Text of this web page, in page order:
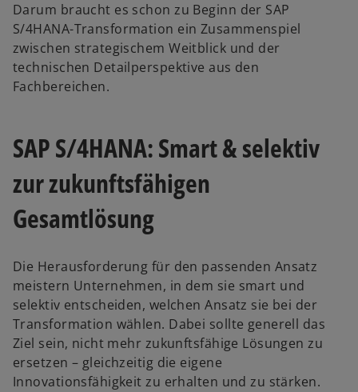
Darum braucht es schon zu Beginn der SAP
S/4HANA-Transformation ein Zusammenspiel
zwischen strategischem Weitblick und der
technischen Detailperspektive aus den
Fachbereichen.
SAP S/4HANA: Smart & selektiv
zur zukunftsfähigen
Gesamtlösung
Die Herausforderung für den passenden Ansatz
meistern Unternehmen, in dem sie smart und
selektiv entscheiden, welchen Ansatz sie bei der
Transformation wählen. Dabei sollte generell das
Ziel sein, nicht mehr zukunftsfähige Lösungen zu
ersetzen – gleichzeitig die eigene
Innovationsfähigkeit zu erhalten und zu stärken.